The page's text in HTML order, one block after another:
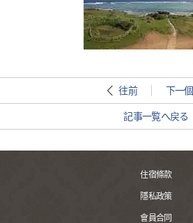
往前 下一個
記事一覧へ戻る
住宿條款
隱私政策
會員合同